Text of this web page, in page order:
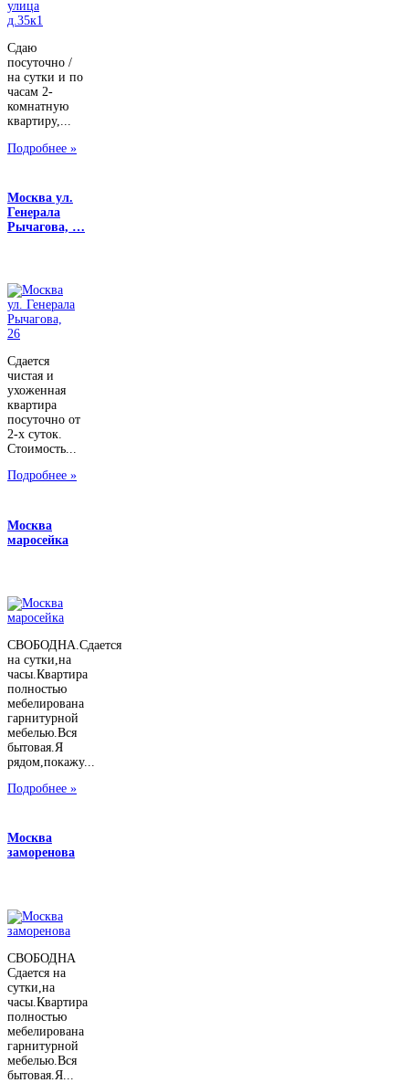
Сдаю
посуточно /
на сутки и по
часам 2-
комнатную
квартиру,...
Подробнее »
Москва ул.
Генерала
Рычагова, …
Сдается
чистая и
ухоженная
квартира
посуточно от
2-х суток.
Стоимость...
Подробнее »
Москва
маросейка
СВОБОДНА.Сдается
на сутки,на
часы.Квартира
полностью
мебелирована
гарнитурной
мебелью.Вся
бытовая.Я
рядом,покажу...
Подробнее »
Москва
заморенова
СВОБОДНА
Сдается на
сутки,на
часы.Квартира
полностью
мебелирована
гарнитурной
мебелью.Вся
бытовая.Я...